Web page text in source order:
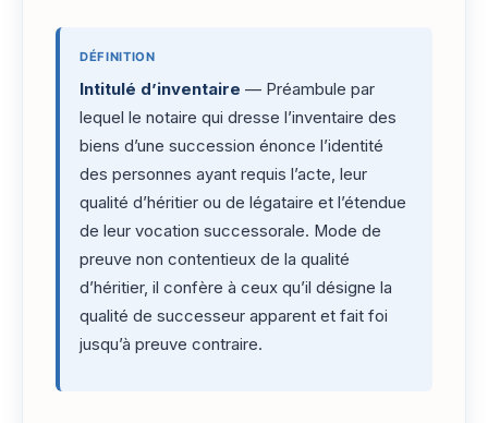
DÉFINITION
Intitulé d’inventaire — Préambule par
lequel le notaire qui dresse l’inventaire des
biens d’une succession énonce l’identité
des personnes ayant requis l’acte, leur
qualité d’héritier ou de légataire et l’étendue
de leur vocation successorale. Mode de
preuve non contentieux de la qualité
d’héritier, il confère à ceux qu’il désigne la
qualité de successeur apparent et fait foi
jusqu’à preuve contraire.